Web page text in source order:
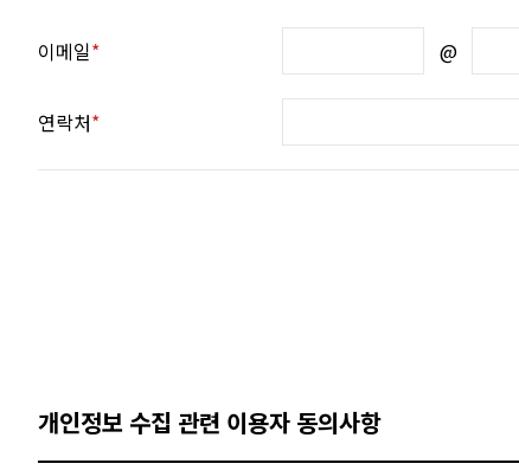
이메일 @
연락처
개인정보 수집 관련 이용자 동의사항